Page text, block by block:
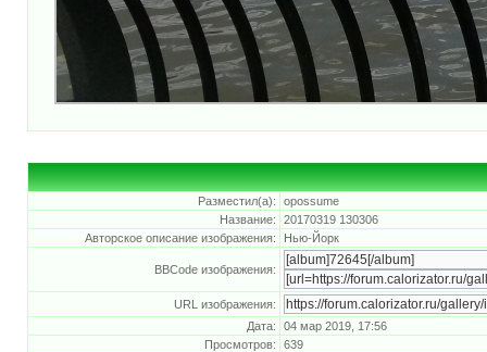
Разместил(а):
opossume
Название:
20170319 130306
Авторское описание изображения:
Нью-Йорк
BBCode изображения:
URL изображения:
Дата:
04 мар 2019, 17:56
Просмотров:
639